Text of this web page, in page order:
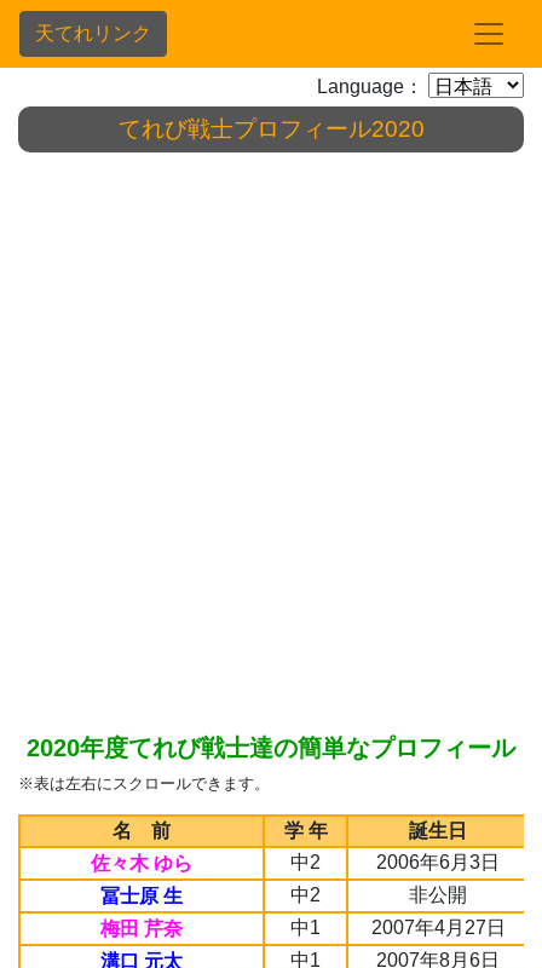
天てれリンク
Language：
てれび戦士プロフィール2020
2020年度てれび戦士達の簡単なプロフィール
※表は左右にスクロールできます。
名 前 学 年
誕生日
佐々木 ゆら
中2
2006年6月3日
冨士原 生
中2
非公開
梅田 芹奈
中1
2007年4月27日
溝口 元太
中1
2007年8月6日